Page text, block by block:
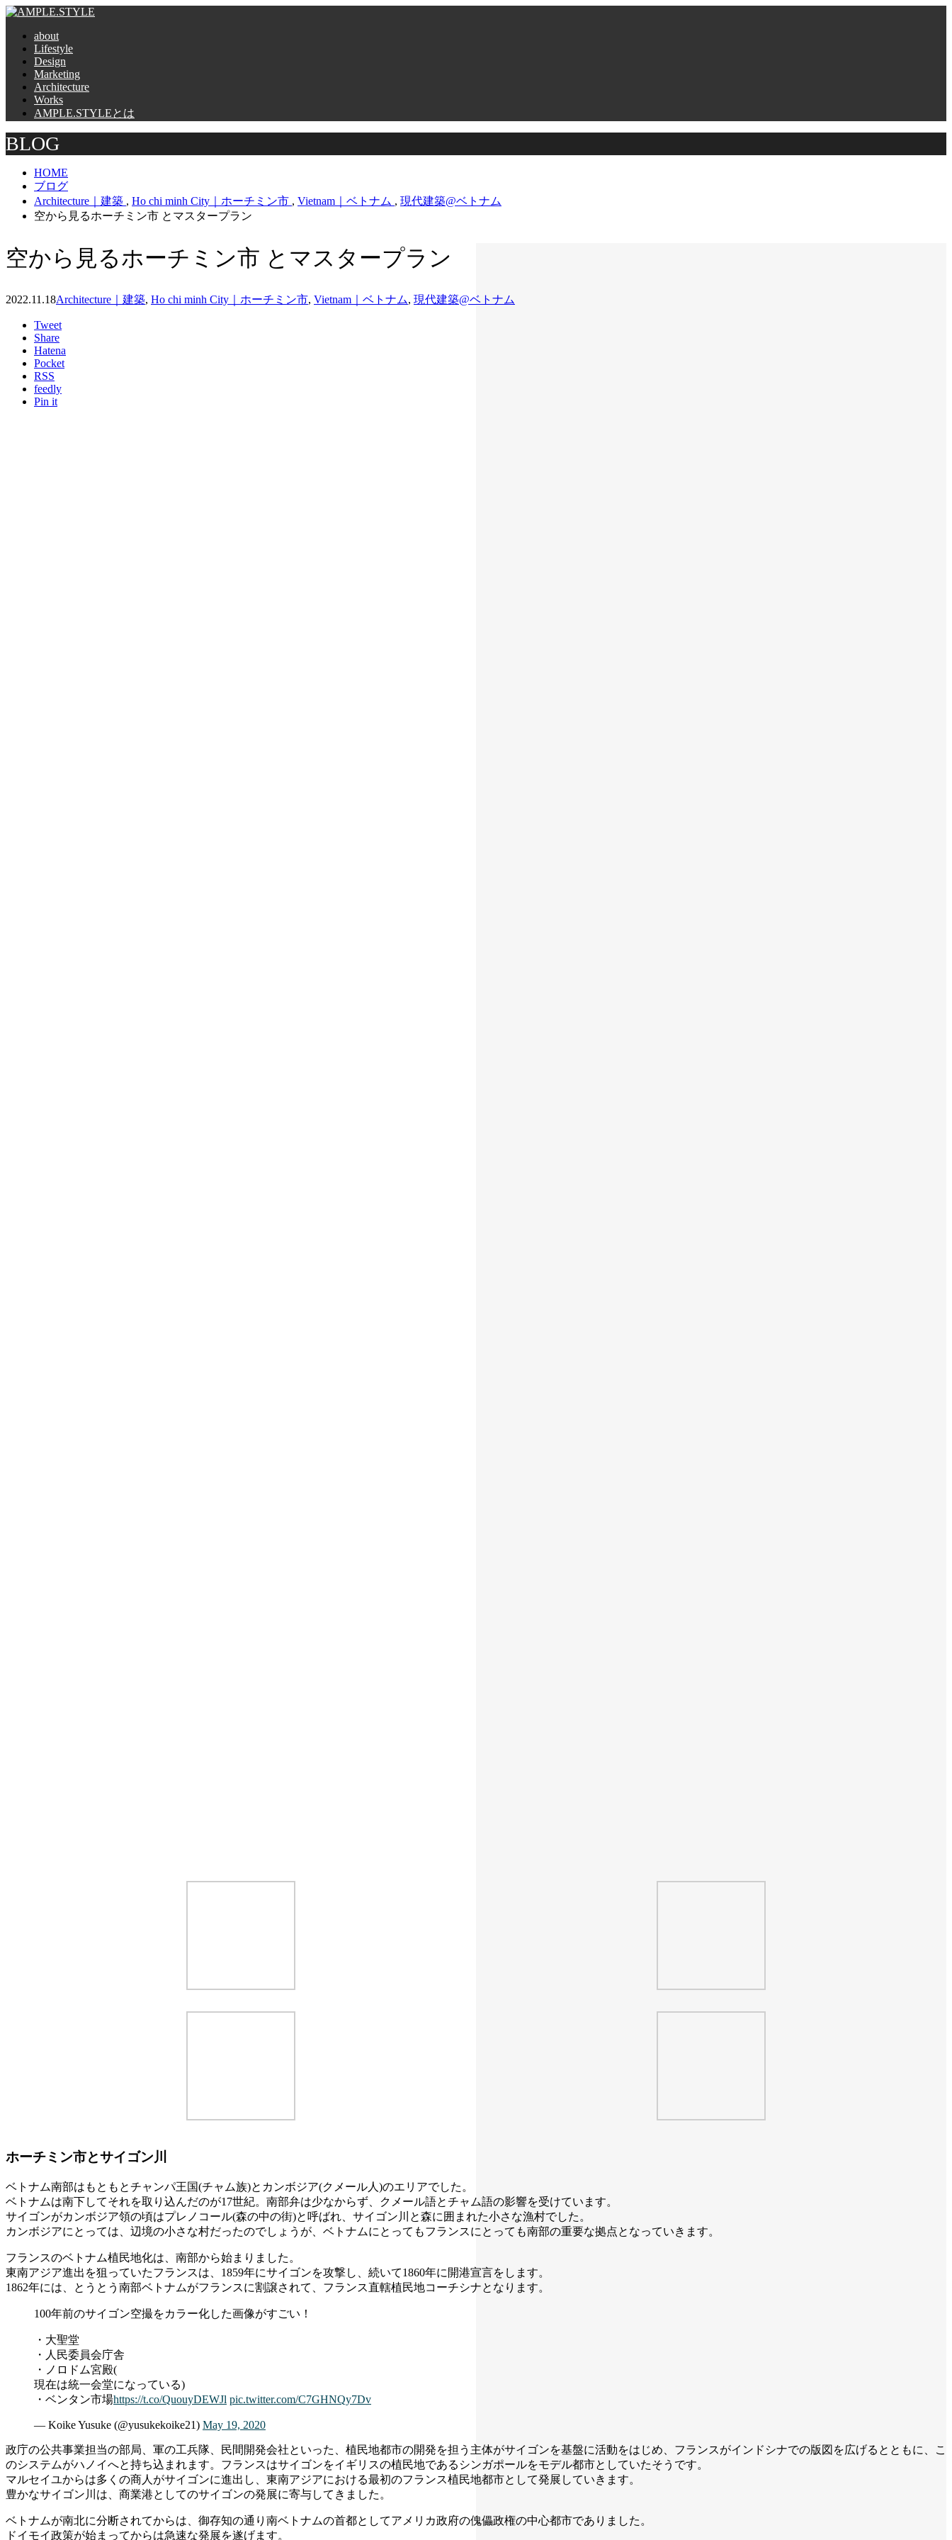
about
Lifestyle
Design
Marketing
Architecture
Works
AMPLE.STYLEとは
BLOG
HOME
ブログ
Architecture｜建築 , Ho chi minh City｜ホーチミン市 , Vietnam｜ベトナム , 現代建築@ベトナム
空から見るホーチミン市 とマスタープラン
空から見るホーチミン市 とマスタープラン
2022.11.18Architecture｜建築, Ho chi minh City｜ホーチミン市, Vietnam｜ベトナム, 現代建築@ベトナム
Tweet
Share
Hatena
Pocket
RSS
feedly
Pin it
ホーチミン市とサイゴン川
ベトナム南部はもともとチャンパ王国(チャム族)とカンボジア(クメール人)のエリアでした。
ベトナムは南下してそれを取り込んだのが17世紀。南部弁は少なからず、クメール語とチャム語の影響を受けています。
サイゴンがカンボジア領の頃はプレノコール(森の中の街)と呼ばれ、サイゴン川と森に囲まれた小さな漁村でした。
カンボジアにとっては、辺境の小さな村だったのでしょうが、ベトナムにとってもフランスにとっても南部の重要な拠点となっていきます。
フランスのベトナム植民地化は、南部から始まりました。
東南アジア進出を狙っていたフランスは、1859年にサイゴンを攻撃し、続いて1860年に開港宣言をします。
1862年には、とうとう南部ベトナムがフランスに割譲されて、フランス直轄植民地コーチシナとなります。
100年前のサイゴン空撮をカラー化した画像がすごい！
・大聖堂
・人民委員会庁舎
・ノロドム宮殿(
現在は統一会堂になっている)
・ベンタン市場https://t.co/QuouyDEWJl pic.twitter.com/C7GHNQy7Dv
— Koike Yusuke (@yusukekoike21) May 19, 2020
政庁の公共事業担当の部局、軍の工兵隊、民間開発会社といった、植民地都市の開発を担う主体がサイゴンを基盤に活動をはじめ、フランスがインドシナでの版図を広げるとともに、こ
のシステムがハノイへと持ち込まれます。フランスはサイゴンをイギリスの植民地であるシンガポールをモデル都市としていたそうです。
マルセイユからは多くの商人がサイゴンに進出し、東南アジアにおける最初のフランス植民地都市として発展していきます。
豊かなサイゴン川は、商業港としてのサイゴンの発展に寄与してきました。
ベトナムが南北に分断されてからは、御存知の通り南ベトナムの首都としてアメリカ政府の傀儡政権の中心都市でありました。
ドイモイ政策が始まってからは急速な発展を遂げます。